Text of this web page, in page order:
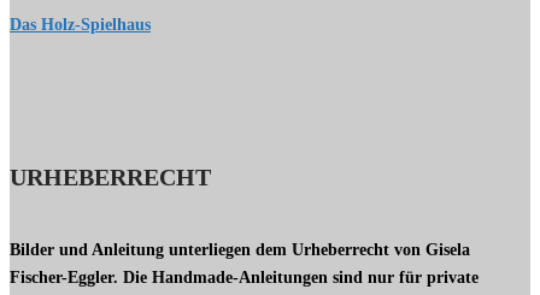
Das Holz-Spielhaus
URHEBERRECHT
Bilder und Anleitung unterliegen dem Urheberrecht von Gisela
Fischer-Eggler. Die Handmade-Anleitungen sind nur für private